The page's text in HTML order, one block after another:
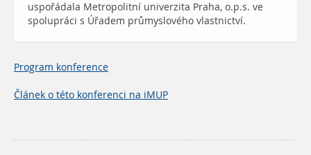
uspořádala Metropolitní univerzita Praha, o.p.s. ve
spolupráci s Úřadem průmyslového vlastnictví.
Program konference
Článek o této konferenci na iMUP